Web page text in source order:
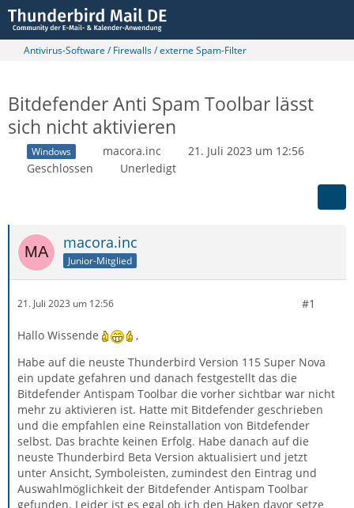
Antivirus-Software / Firewalls / externe Spam-Filter
Bitdefender Anti Spam Toolbar lässt
sich nicht aktivieren
Windows macora.inc
21. Juli 2023 um 12:56
Geschlossen
Unerledigt
macora.inc
Junior-Mitglied
21. Juli 2023 um 12:56 #1
Hallo Wissende
,
Habe auf die neuste Thunderbird Version 115 Super Nova
ein update gefahren und danach festgestellt das die
Bitdefender Antispam Toolbar die vorher sichtbar war nicht
mehr zu aktivieren ist. Hatte mit Bitdefender geschrieben
und die empfahlen eine Reinstallation von Bitdefender
selbst. Das brachte keinen Erfolg. Habe danach auf die
neuste Thunderbird Beta Version aktualisiert und jetzt
unter Ansicht, Symboleisten, zumindest den Eintrag und
Auswahlmöglichkeit der Bitdefender Antispam Toolbar
gefunden. Leider ist es egal ob ich den Haken davor setze